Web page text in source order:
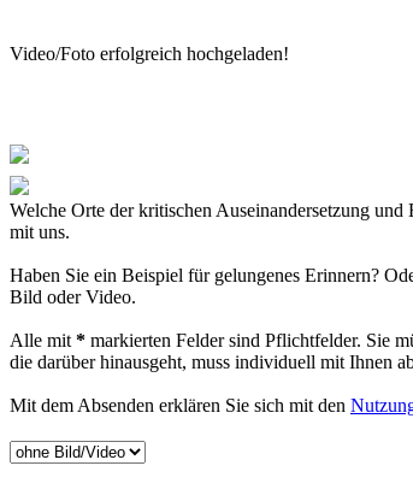
Video/Foto erfolgreich hochgeladen!
Welche Orte der kritischen Auseinandersetzung
mit uns.
Haben Sie ein Beispiel für gelungenes Erinnern?
Bild oder Video.
Alle mit * markierten Felder sind Pflichtfelder. Sie
die darüber hinausgeht, muss individuell mit Ihnen
Mit dem Absenden erklären Sie sich mit den